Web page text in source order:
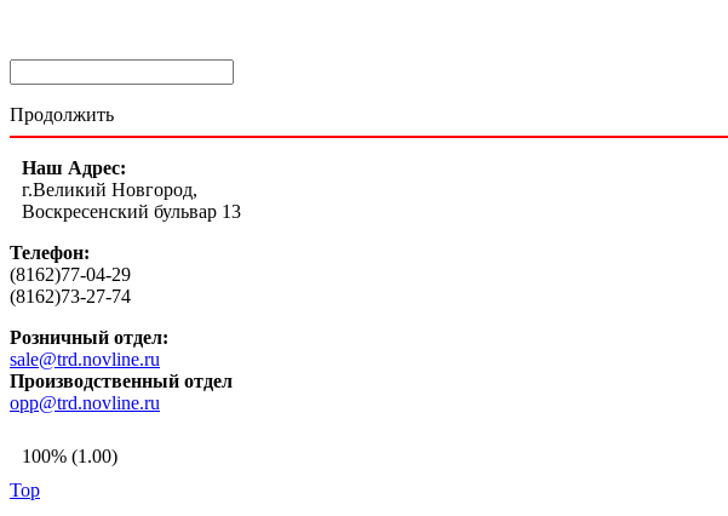
Продолжить
Наш Адрес:
г.Великий Новгород,
Воскресенский бульвар 13
Телефон:
(8162)77-04-29
(8162)73-27-74
Розничный отдел:
sale@trd.novline.ru
Производственный отдел
opp@trd.novline.ru
100% (1.00)
Top